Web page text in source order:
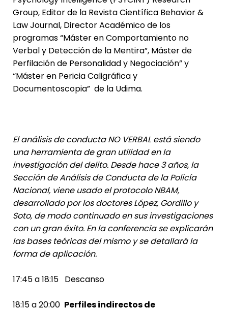
Group, Editor de la Revista Científica Behavior &
Law Journal, Director Académico de los
programas “Máster en Comportamiento no
Verbal y Detección de la Mentira”, Máster de
Perfilación de Personalidad y Negociación” y
“Máster en Pericia Caligráfica y
Documentoscopia” de la Udima.
El análisis de conducta NO VERBAL está siendo
una herramienta de gran utilidad en la
investigación del delito. Desde hace 3 años, la
Sección de Análisis de Conducta de la Policía
Nacional, viene usado el protocolo NBAM,
desarrollado por los doctores López, Gordillo y
Soto, de modo continuado en sus investigaciones
con un gran éxito. En la conferencia se explicarán
las bases teóricas del mismo y se detallará la
forma de aplicación.
17:45 a 18:15 Descanso
18:15 a 20:00 Perfiles indirectos de